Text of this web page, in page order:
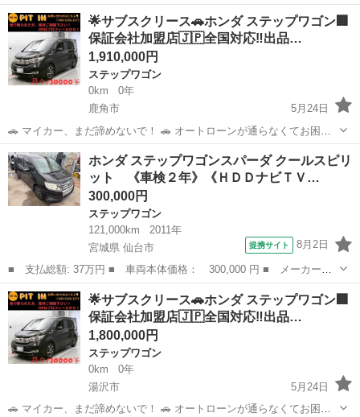
の方へ。 当店独自の「サブスクリース」で、ご希望のお車に乗りませ
んか？ ​🚘 【車両詳細】 🚘 ■ ホンダ ステップワゴン ■ 年式：平成31年
■ 走行距...
秋田 由利本荘市 ステップワゴン 車両
︎🌟サブスクリース🚗ホンダ ステップワゴン🏢
保証会社加盟店🇯🇵全国対応‼️出品…
1,910,000円
ステップワゴン
0km
0年
鹿角市
5月24日
🚗 マイカー、まだ諦めないで！ 🚗 オートローンが通らなくてお困り
の方へ。 当店独自の「サブスクリース」で、ご希望のお車に乗りませ
んか？ ​🚘 【車両詳細】 🚘 ■ ホンダ ステップワゴン ■ 年式：平成27年
■ 走行距...
秋田 鹿角市 ステップワゴン 車両
ホンダ ステップワゴンスパーダ クールスピリ
ット 《車検２年》《ＨＤＤナビＴＶ…
300,000円
ステップワゴン
121,000km
2011年
宮城県 仙台市
提携サイト 8月2日
■ 支払総額: 37万円 ■ 車両本体価格： 300,000 円 ■ メーカー
名： ホンダ ■ 車種名： ステップワゴンスパーダ ■ グレード
名： クールスピリット 《車検２年》《ＨＤＤナビＴＶフルセグＢ
カメラ全周囲カメラ...
宮城 仙台市 ステップワゴン
︎🌟サブスクリース🚗ホンダ ステップワゴン🏢
保証会社加盟店🇯🇵全国対応‼️出品…
1,800,000円
ステップワゴン
0km
0年
湯沢市
5月24日
🚗 マイカー、まだ諦めないで！ 🚗 オートローンが通らなくてお困り